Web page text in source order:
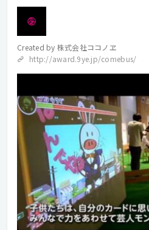
Created by 株式会社ココノヱ
http://award.9ye.jp/comebus/